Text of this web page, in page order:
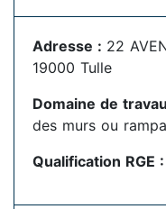
Adresse : 22
19000 Tulle
Domaine de
des murs ou
Qualification RGE :